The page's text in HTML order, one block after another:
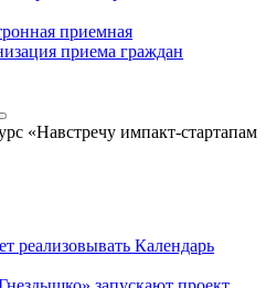
приемная
приема граждан
«Навстречу импакт-стартапам
реализовывать Календарь